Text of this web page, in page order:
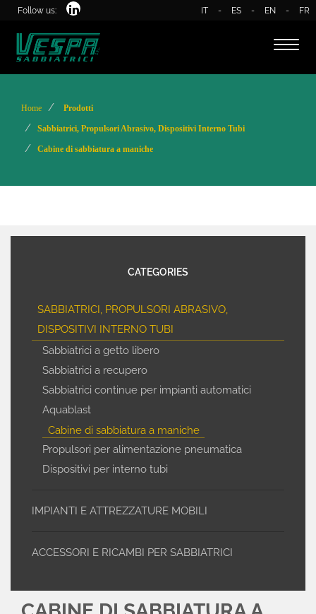
Follow us: IT - ES - EN - FR
Home Prodotti
Sabbiatrici, Propulsori Abrasivo, Dispositivi Interno Tubi
Cabine di sabbiatura a maniche
CATEGORIES
SABBIATRICI, PROPULSORI ABRASIVO,
DISPOSITIVI INTERNO TUBI
Sabbiatrici a getto libero
Sabbiatrici a recupero
Sabbiatrici continue per impianti automatici
Aquablast
Cabine di sabbiatura a maniche
Propulsori per alimentazione pneumatica
Dispositivi per interno tubi
IMPIANTI E ATTREZZATURE MOBILI
ACCESSORI E RICAMBI PER SABBIATRICI